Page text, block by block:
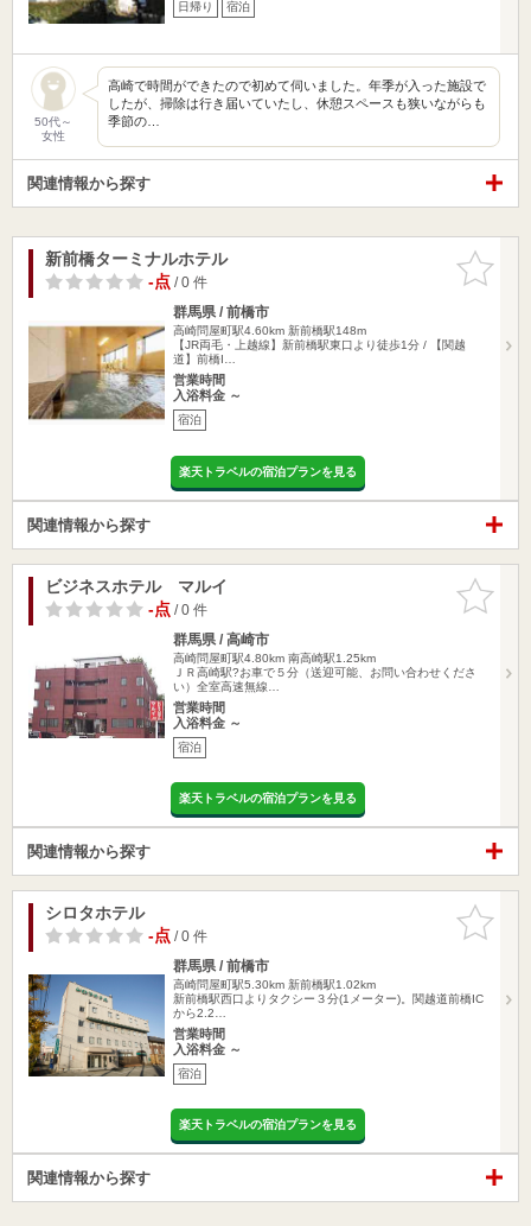
日帰り 宿泊
50代～
女性
高崎で時間ができたので初めて伺いました。年季が入った施設で
したが、掃除は行き届いていたし、休憩スペースも狭いながらも
季節の…
関連情報から探す
お気に入
りに追加
新前橋ターミナルホテル
-点/ 0 件
群馬県 / 前橋市
高崎問屋町駅4.60km 新前橋駅148m
【JR両毛・上越線】新前橋駅東口より徒歩1分 / 【関越
道】前橋I…
営業時間
入浴料金 ～
宿泊
楽天トラベルの宿泊プランを見る
関連情報から探す
お気に入
りに追加
ビジネスホテル マルイ
-点/ 0 件
群馬県 / 高崎市
高崎問屋町駅4.80km 南高崎駅1.25km
ＪＲ高崎駅?お車で５分（送迎可能、お問い合わせくださ
い）全室高速無線…
営業時間
入浴料金 ～
宿泊
楽天トラベルの宿泊プランを見る
関連情報から探す
お気に入
りに追加
シロタホテル
-点/ 0 件
群馬県 / 前橋市
高崎問屋町駅5.30km 新前橋駅1.02km
新前橋駅西口よりタクシー３分(1メーター)。関越道前橋IC
から2.2…
営業時間
入浴料金 ～
宿泊
楽天トラベルの宿泊プランを見る
関連情報から探す